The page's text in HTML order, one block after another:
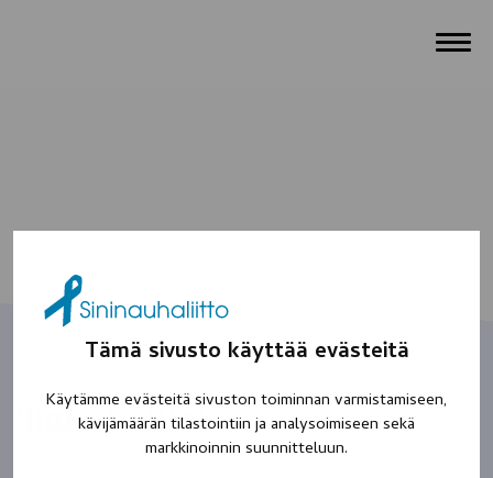
Tämä sivusto käyttää evästeitä
Käytämme evästeitä sivuston toiminnan varmistamiseen,
kävijämäärän tilastointiin ja analysoimiseen sekä
markkinoinnin suunnitteluun.
Rakas äitini